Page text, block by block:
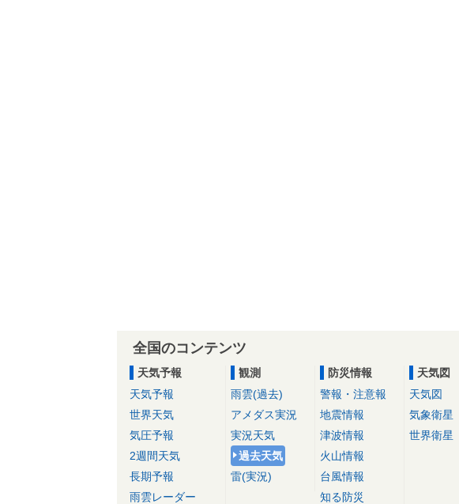
全国のコンテンツ
天気予報
天気予報
世界天気
気圧予報
2週間天気
長期予報
雨雲レーダー
観測
雨雲(過去)
アメダス実況
実況天気
過去天気
雷(実況)
防災情報
警報・注意報
地震情報
津波情報
火山情報
台風情報
知る防災
天気図
天気図
気象衛星
世界衛星